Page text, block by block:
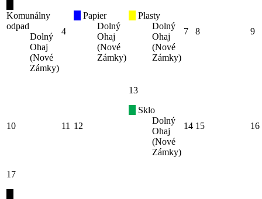
Komunálny
odpad
Dolný
Ohaj
(Nové
Zámky)
4
Papier
Dolný
Ohaj
(Nové
Zámky)
Plasty
Dolný
Ohaj
(Nové
Zámky)
7 8 9
10 11 12
13
Sklo
Dolný
Ohaj
(Nové
Zámky)
14 15 16
17